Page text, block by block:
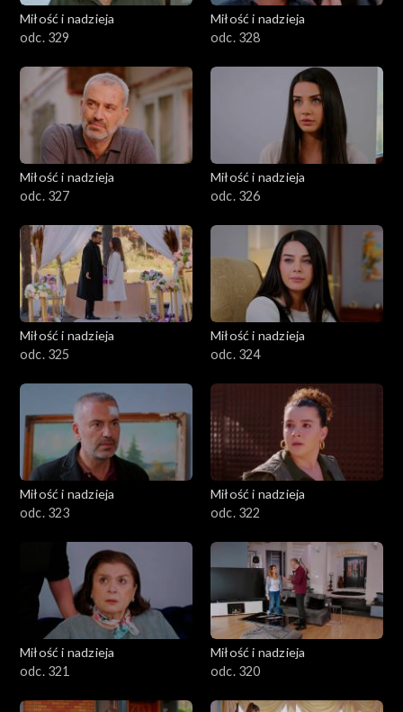
Miłość i nadzieja
odc. 329
Miłość i nadzieja
odc. 328
Miłość i nadzieja
odc. 327
Miłość i nadzieja
odc. 326
Miłość i nadzieja
odc. 325
Miłość i nadzieja
odc. 324
Miłość i nadzieja
odc. 323
Miłość i nadzieja
odc. 322
Miłość i nadzieja
odc. 321
Miłość i nadzieja
odc. 320